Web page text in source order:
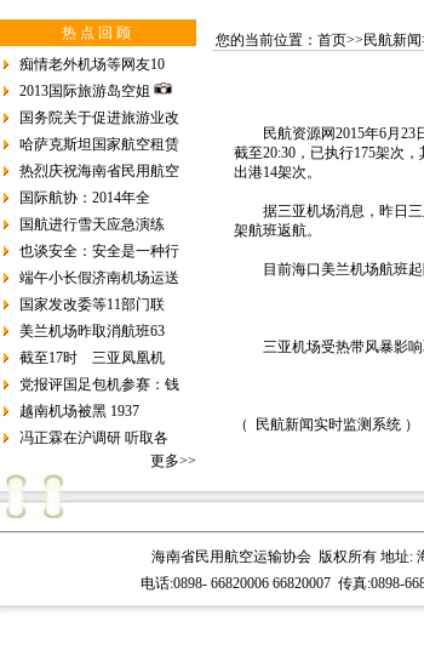
热 点 回 顾
痴情老外机场等网友10
2013国际旅游岛空姐
国务院关于促进旅游业改
哈萨克斯坦国家航空租赁
热烈庆祝海南省民用航空
国际航协：2014年全
国航进行雪天应急演练
也谈安全：安全是一种行
端午小长假济南机场运送
国家发改委等11部门联
美兰机场昨取消航班63
截至17时 三亚凤凰机
党报评国足包机参赛：钱
越南机场被黑 1937
冯正霖在沪调研 听取各
更多>>
您的当前位置： 首页>> 民航新闻
民航资源网2015年6月23日
截至20:30，已执行175架次
出港14架次。
据三亚机场消息，昨日三
架航班返航。
目前海口美兰机场航班起
三亚机场受热带风暴影响
（ 民航新闻实时监测系统 ）
海南省民用航空运输协会 版权所有 地址:
电话:0898- 66820006 66820007 传真:0898-